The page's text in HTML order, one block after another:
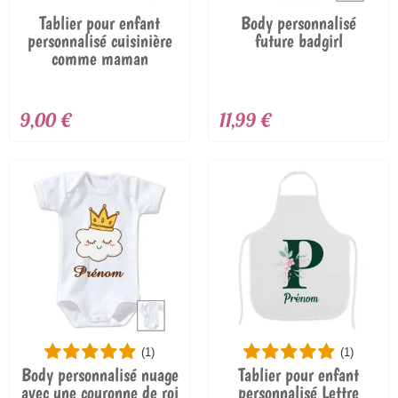
Tablier pour enfant
personnalisé cuisinière
comme maman
9,00 €
Body personnalisé
future badgirl
11,99 €
(1)
Body personnalisé nuage
avec une couronne de roi
(1)
Tablier pour enfant
personnalisé Lettre